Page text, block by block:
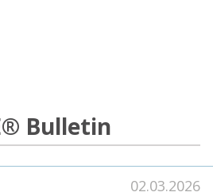
Bulletin
02.03.2026